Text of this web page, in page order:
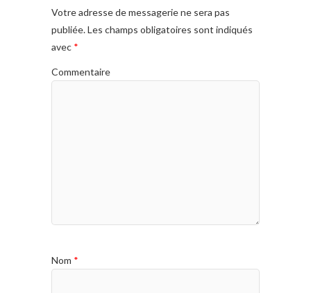
Votre adresse de messagerie ne sera pas
publiée.Les champs obligatoires sont indiqués
avec *
Commentaire
Nom *